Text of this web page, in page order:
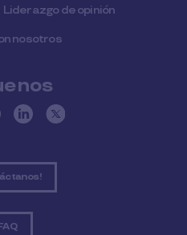
Liderazgo de opinión
nosotros